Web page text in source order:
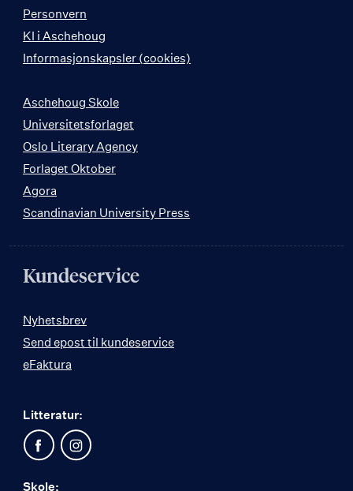
Personvern
KI i Aschehoug
Informasjonskapsler (cookies)
Aschehoug Skole
Universitetsforlaget
Oslo Literary Agency
Forlaget Oktober
Agora
Scandinavian University Press
Kundeservice
Nyhetsbrev
Send epost til kundeservice
eFaktura
Litteratur:
Skole: